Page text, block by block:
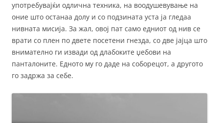
употребувајќи одлична техника, на воодушевување на
оние што останаа долу и со подзината уста ја гледаа
нивната мисија. За жал, овој пат само едниот од нив се
врати со плен по двете посетени гнезда, со две јајца што
внимателно ги извади од длабоките џебови на
панталоните. Едното му го даде на соборецот, а другото
го задржа за себе.